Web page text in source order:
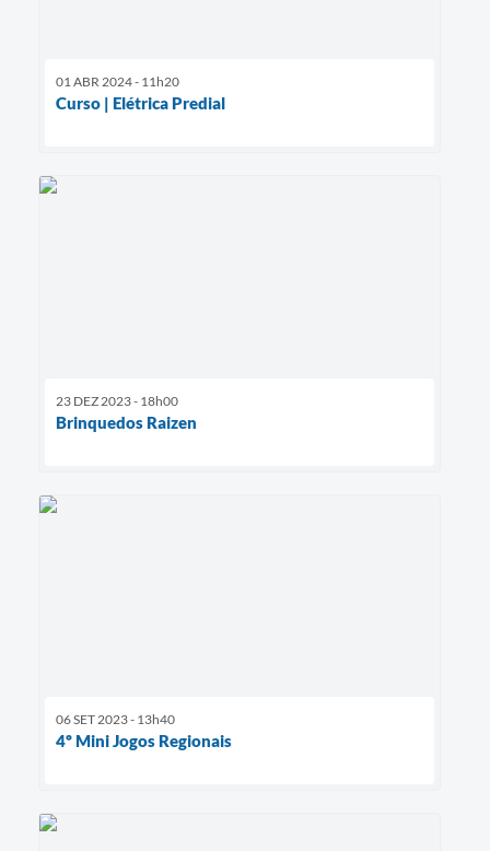
01 ABR 2024 - 11h20
Curso | Elétrica Predial
23 DEZ 2023 - 18h00
Brinquedos Raizen
06 SET 2023 - 13h40
4º Mini Jogos Regionais